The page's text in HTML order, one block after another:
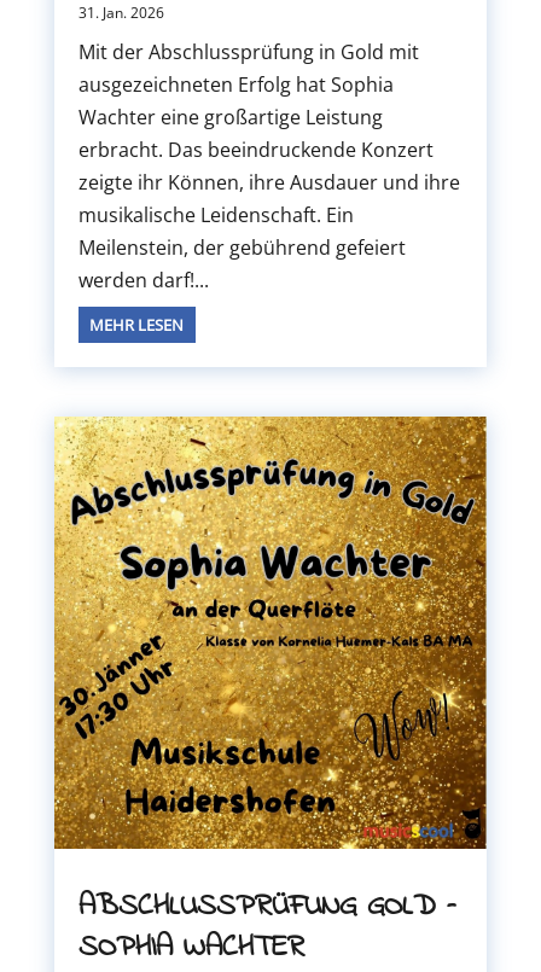
31. Jan. 2026
Mit der Abschlussprüfung in Gold mit
ausgezeichneten Erfolg hat Sophia
Wachter eine großartige Leistung
erbracht. Das beeindruckende Konzert
zeigte ihr Können, ihre Ausdauer und ihre
musikalische Leidenschaft. Ein
Meilenstein, der gebührend gefeiert
werden darf!...
MEHR LESEN
ABSCHLUSSPRÜFUNG GOLD –
SOPHIA WACHTER